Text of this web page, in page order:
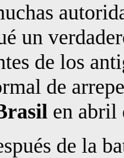
un
de los
de
en abril
de la